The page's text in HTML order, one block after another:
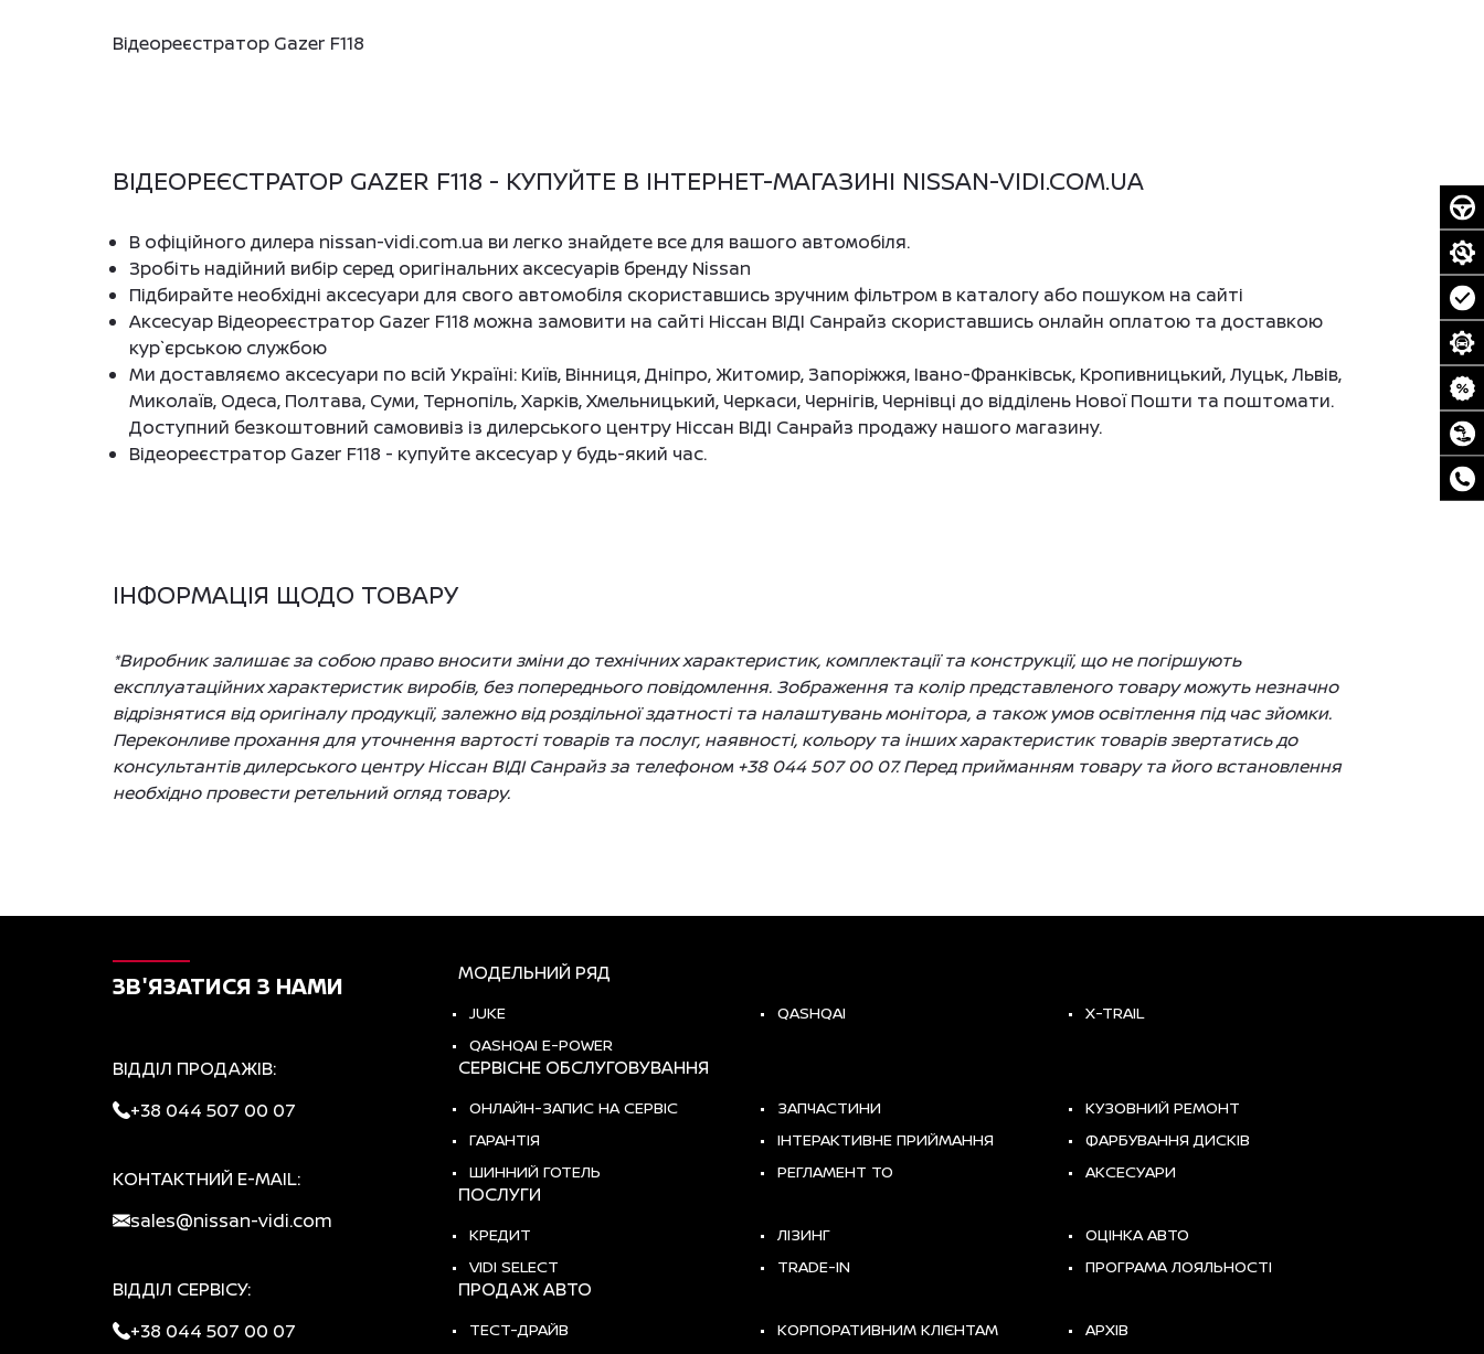
Відеореєстратор Gazer F118
ВІДЕОРЕЄСТРАТОР GAZER F118 - КУПУЙТЕ В ІНТЕРНЕТ-МАГАЗИНІ NISSAN-VIDI.COM.UA
В офіційного дилера nissan-vidi.com.ua ви легко знайдете все для вашого автомобіля.
Зробіть надійний вибір серед оригінальних аксесуарів бренду Nissan
Підбирайте необхідні аксесуари для свого автомобіля скориставшись зручним фільтром в каталогу або пошуком на сайті
Аксесуар Відеореєстратор Gazer F118 можна замовити на сайті Ніссан ВІДІ Санрайз скориставшись онлайн оплатою та доставкою
кур`єрською службою
Ми доставляємо аксесуари по всій Україні: Київ, Вінниця, Дніпро, Житомир, Запоріжжя, Івано-Франківськ, Кропивницький, Луцьк, Львів,
Миколаїв, Одеса, Полтава, Суми, Тернопіль, Харків, Хмельницький, Черкаси, Чернігів, Чернівці до відділень Нової Пошти та поштомати.
Доступний безкоштовний самовивіз із дилерського центру Ніссан ВІДІ Санрайз продажу нашого магазину.
Відеореєстратор Gazer F118 - купуйте аксесуар у будь-який час.
ІНФОРМАЦІЯ ЩОДО ТОВАРУ
*Виробник залишає за собою право вносити зміни до технічних характеристик, комплектації та конструкції, що не погіршують
експлуатаційних характеристик виробів, без попереднього повідомлення. Зображення та колір представленого товару можуть незначно
відрізнятися від оригіналу продукції, залежно від роздільної здатності та налаштувань монітора, а також умов освітлення під час зйомки.
Переконливе прохання для уточнення вартості товарів та послуг, наявності, кольору та інших характеристик товарів звертатись до
консультантів дилерського центру Ніссан ВІДІ Санрайз за телефоном +38 044 507 00 07. Перед прийманням товару та його встановлення
необхідно провести ретельний огляд товару.
ЗВ'ЯЗАТИСЯ З НАМИ
ВІДДІЛ ПРОДАЖІВ:
+38 044 507 00 07
КОНТАКТНИЙ E-MAIL:
sales@nissan-vidi.com
ВІДДІЛ СЕРВІСУ:
+38 044 507 00 07
МОДЕЛЬНИЙ РЯД
JUKE QASHQAI
X-TRAIL
QASHQAI E-POWER
СЕРВІСНЕ ОБСЛУГОВУВАННЯ
ОНЛАЙН-ЗАПИС НА СЕРВІС ЗАПЧАСТИНИ
КУЗОВНИЙ РЕМОНТ
ГАРАНТІЯ
ІНТЕРАКТИВНЕ ПРИЙМАННЯ
ФАРБУВАННЯ ДИСКІВ
ШИННИЙ ГОТЕЛЬ
РЕГЛАМЕНТ ТО АКСЕСУАРИ
ПОСЛУГИ
КРЕДИТ ЛІЗИНГ
ОЦІНКА АВТО
VIDI SELECT
TRADE-IN ПРОГРАМА ЛОЯЛЬНОСТІ
ПРОДАЖ АВТО
ТЕСТ-ДРАЙВ КОРПОРАТИВНИМ КЛІЄНТАМ АРХІВ